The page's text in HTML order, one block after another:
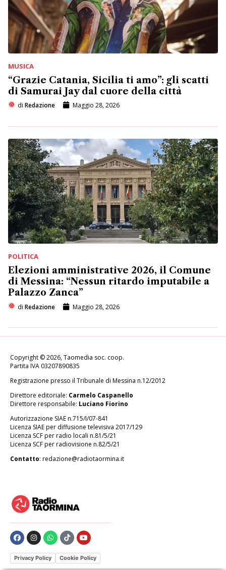
MUSICA
“Grazie Catania, Sicilia ti amo”: gli scatti
di Samurai Jay dal cuore della città
di Redazione Maggio 28, 2026
POLITICA
Elezioni amministrative 2026, il Comune
di Messina: “Nessun ritardo imputabile a
Palazzo Zanca”
di Redazione Maggio 28, 2026
Privacy Policy Cookie Policy
Copyright © 2026, Taomedia soc. coop.
Partita IVA 03207890835
Registrazione presso il Tribunale di Messina n.12/2012
Direttore editoriale: Carmelo Caspanello
Direttore responsabile: Luciano Fiorino
Autorizzazione SIAE n.715/I/07-841
Licenza SIAE per diffusione televisiva 2017/129
Licenza SCF per radio locali n.81/5/21
Licenza SCF per radiovisione n.82/5/21
Contatto: redazione@radiotaormina.it